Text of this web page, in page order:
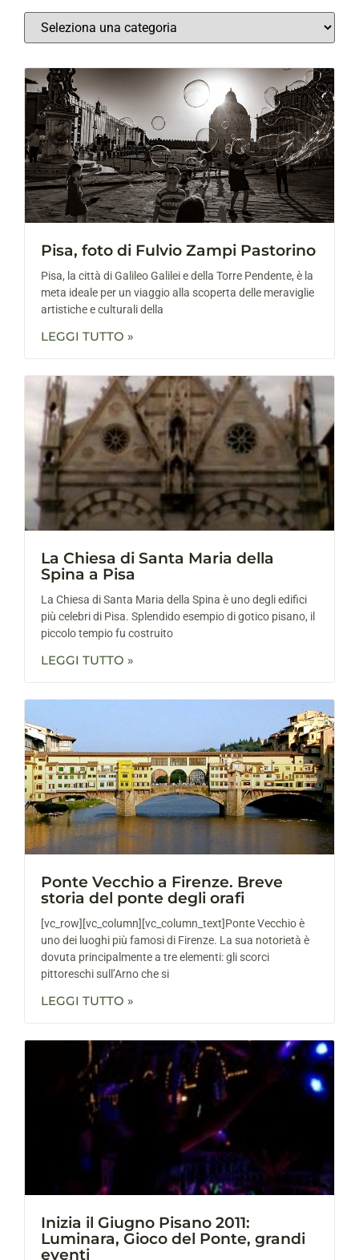
Pisa, foto di Fulvio Zampi Pastorino
Pisa, la città di Galileo Galilei e della Torre Pendente, è la
meta ideale per un viaggio alla scoperta delle meraviglie
artistiche e culturali della
LEGGI TUTTO »
La Chiesa di Santa Maria della
Spina a Pisa
La Chiesa di Santa Maria della Spina è uno degli edifici
più celebri di Pisa. Splendido esempio di gotico pisano, il
piccolo tempio fu costruito
LEGGI TUTTO »
Ponte Vecchio a Firenze. Breve
storia del ponte degli orafi
[vc_row][vc_column][vc_column_text]Ponte Vecchio è
uno dei luoghi più famosi di Firenze. La sua notorietà è
dovuta principalmente a tre elementi: gli scorci
pittoreschi sull’Arno che si
LEGGI TUTTO »
Inizia il Giugno Pisano 2011:
Luminara, Gioco del Ponte, grandi
eventi